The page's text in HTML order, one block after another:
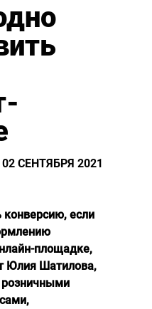
02 СЕНТЯБРЯ 2021
если
площадке,
Юлия Шатилова,
розничными